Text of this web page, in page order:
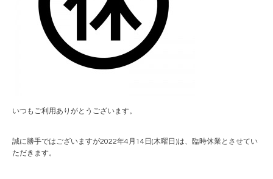
いつもご利用ありがとうございます。
誠に勝手ではございますが2022年4月14日(木曜日)は、臨時休業とさせてい
ただきます。